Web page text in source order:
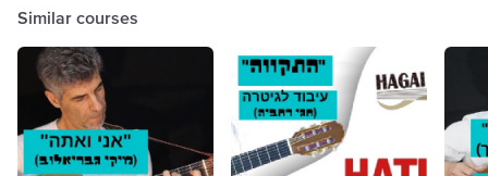
Similar courses